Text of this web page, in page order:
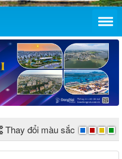
Thay đổi màu sắc